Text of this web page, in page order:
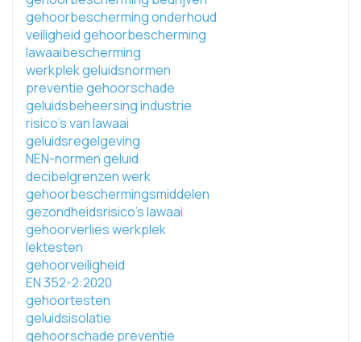
gehoorbescherming onderhoud
veiligheid gehoorbescherming
lawaaibescherming
werkplek geluidsnormen
preventie gehoorschade
geluidsbeheersing industrie
risico's van lawaai
geluidsregelgeving
NEN-normen geluid
decibelgrenzen werk
gehoorbeschermingsmiddelen
gezondheidsrisico's lawaai
gehoorverlies werkplek
lektesten
gehoorveiligheid
EN 352-2:2020
gehoortesten
geluidsisolatie
gehoorschade preventie